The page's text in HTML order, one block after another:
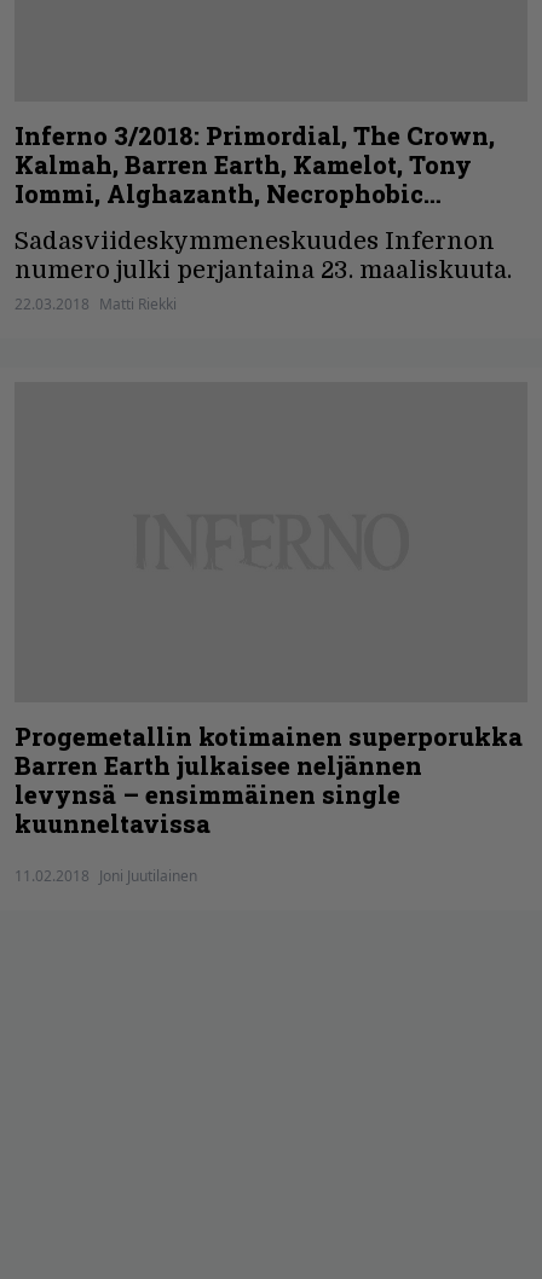
Inferno 3/2018: Primordial, The Crown,
Kalmah, Barren Earth, Kamelot, Tony
Iommi, Alghazanth, Necrophobic…
Sadasviideskymmeneskuudes Infernon
numero julki perjantaina 23. maaliskuuta.
22.03.2018 Matti Riekki
Progemetallin kotimainen superporukka
Barren Earth julkaisee neljännen
levynsä – ensimmäinen single
kuunneltavissa
11.02.2018 Joni Juutilainen